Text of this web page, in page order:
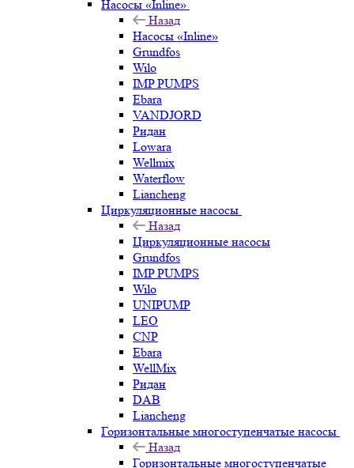
Насосы «Inline»
Назад
Насосы «Inline»
Grundfos
Wilo
IMP PUMPS
Ebara
VANDJORD
Ридан
Lowara
Wellmix
Waterflow
Liancheng
Циркуляционные насосы
Назад
Циркуляционные насосы
Grundfos
IMP PUMPS
Wilo
UNIPUMP
LEO
CNP
Ebara
WellMix
Ридан
DAB
Liancheng
Горизонтальные многоступенчатые насосы
Назад
Горизонтальные многоступенчатые